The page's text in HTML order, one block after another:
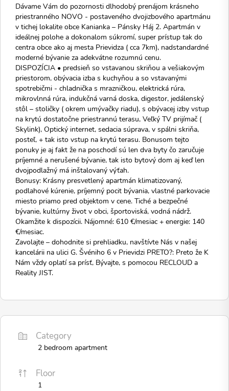
Dávame Vám do pozornosti dlhodobý prenájom krásneho
priestranného NOVO - postaveného dvojizbového apartmánu
v tichej lokalite obce Kanianka – Pánsky Háj 2. Apartmán v
ideálnej polohe a dokonalom súkromí, super prístup tak do
centra obce ako aj mesta Prievidza ( cca 7km), nadstandardné
moderné bývanie za adekvátne rozumnú cenu.
DISPOZÍCIA • predsieň so vstavanou skriňou a vešiakovým
priestorom, obývacia izba s kuchyňou a so vstavanými
spotrebičmi - chladnička s mrazničkou, elektrická rúra,
mikrovlnná rúra, indukčná varná doska, digestor, jedálenský
stôl – stoličky ( okrem umývačky riadu), s obývacej izby vstup
na krytú dostatočne priestrannú terasu, Veľký TV prijímač (
Skylink), Optický internet, sedacia súprava, v spálni skriňa,
posteľ, + tak isto vstup na krytú terasu. Bonusom tejto
ponuky je aj fakt že na poschodí sú len dva byty čo zaručuje
príjemné a nerušené bývanie, tak isto bytový dom aj keď len
dvojpodlažný má inštalovaný výťah.
Bonusy: Krásny presvetlený apartmán klimatizovaný,
podlahové kúrenie, príjemný pocit bývania, vlastné parkovacie
miesto priamo pred objektom v cene. Tiché a bezpečné
bývanie, kultúrny život v obci, športoviská, vodná nádrž.
Okamžite k dispozícii. Nájomné: 610 €/mesiac + energie: 140
€/mesiac.
Zavolajte – dohodnite si prehliadku, navštívte Nás v našej
kancelárii na ulici G. Švéniho 6 v Prievidzi PRETO?: Preto že K
Nám vždy oplatí sa prísť, Bývajte, s pomocou RECLOUD a
Reality JIST.
Category
2 bedroom apartment
Floor
1